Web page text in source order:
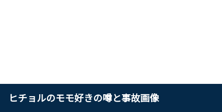
ヒチョルのモモ好きの噂と事故画像